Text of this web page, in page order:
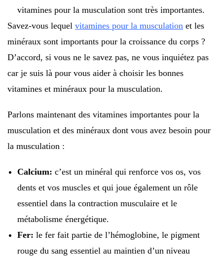
vitamines pour la musculation sont très importantes.
Savez-vous lequel vitamines pour la musculation et les
minéraux sont importants pour la croissance du corps ?
D’accord, si vous ne le savez pas, ne vous inquiétez pas
car je suis là pour vous aider à choisir les bonnes
vitamines et minéraux pour la musculation.
Parlons maintenant des vitamines importantes pour la
musculation et des minéraux dont vous avez besoin pour
la musculation :
Calcium: c’est un minéral qui renforce vos os, vos
dents et vos muscles et qui joue également un rôle
essentiel dans la contraction musculaire et le
métabolisme énergétique.
Fer: le fer fait partie de l’hémoglobine, le pigment
rouge du sang essentiel au maintien d’un niveau